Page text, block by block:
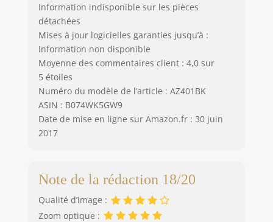
Information indisponible sur les pièces
détachées
Mises à jour logicielles garanties jusqu’à :
Information non disponible
Moyenne des commentaires client : 4,0 sur
5 étoiles
Numéro du modèle de l’article : AZ401BK
ASIN : B074WK5GW9
Date de mise en ligne sur Amazon.fr : 30 juin
2017
Note de la rédaction 18/20
Qualité d’image :
Zoom optique :